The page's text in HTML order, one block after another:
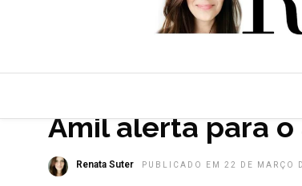
Amil alerta para
Renata Suter PUBLICADO EM 22 DE MARÇO